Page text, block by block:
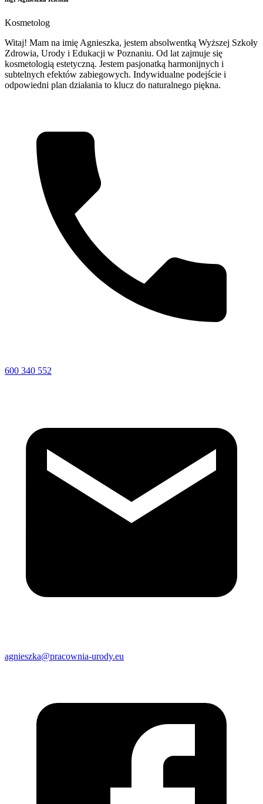
Kosmetolog
Witaj! Mam na imię Agnieszka, jestem absolwentką Wyższej Szkoły
Zdrowia, Urody i Edukacji w Poznaniu. Od lat zajmuje się
kosmetologią estetyczną. Jestem pasjonatką harmonijnych i
subtelnych efektów zabiegowych. Indywidualne podejście i
odpowiedni plan działania to klucz do naturalnego piękna.
600 340 552
agnieszka@pracownia-urody.eu